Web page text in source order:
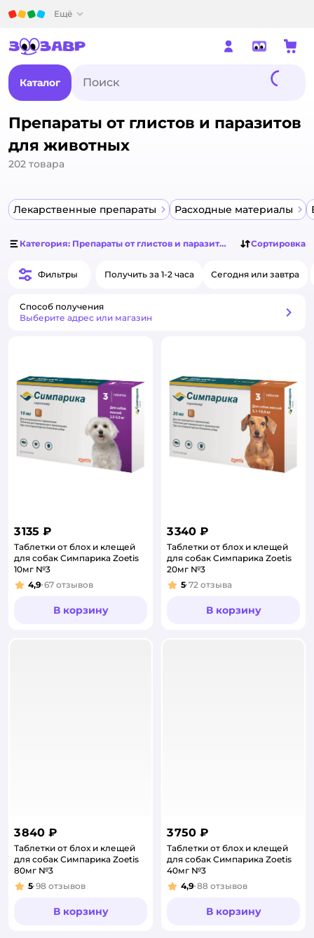
Ещё
Каталог
Препараты от глистов и паразитов
для животных
202 товара
Лекарственные препараты Расходные материалы
Категория: Препараты от глистов и паразитов для животных
Сортировка
Фильтры Получить за 1-2 часа Сегодня или завтра
Способ получения
Выберите адрес или магазин
3 135 ₽
Таблетки от блох и клещей
для собак Симпарика Zoetis
10мг №3
Рейтинг:
4,9 67 отзывов
В корзину
3 340 ₽
Таблетки от блох и клещей
для собак Симпарика Zoetis
20мг №3
Рейтинг:
5 72 отзыва
В корзину
3 840 ₽
Таблетки от блох и клещей
для собак Симпарика Zoetis
80мг №3
Рейтинг:
5 98 отзывов
В корзину
3 750 ₽
Таблетки от блох и клещей
для собак Симпарика Zoetis
40мг №3
Рейтинг:
4,9 88 отзывов
В корзину